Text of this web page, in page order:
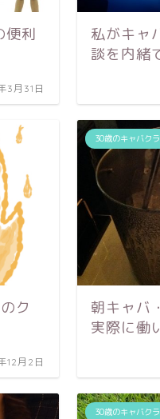
便利
3月31日
私がキャ
談を内緒
ク
12月2日
30歳のキャバク
朝キャバ
実際に働
30歳のキャバク